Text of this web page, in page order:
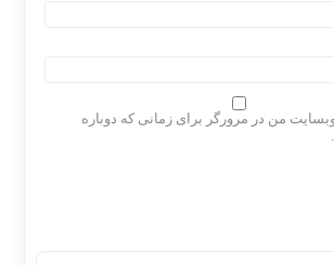
وبسایت من در مرورگر برای زمانی که دوباره